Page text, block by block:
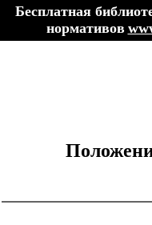
Бесплатная
нормативов